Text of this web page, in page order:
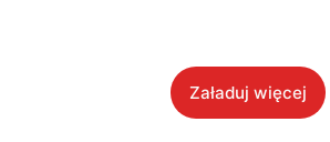
Załaduj więcej